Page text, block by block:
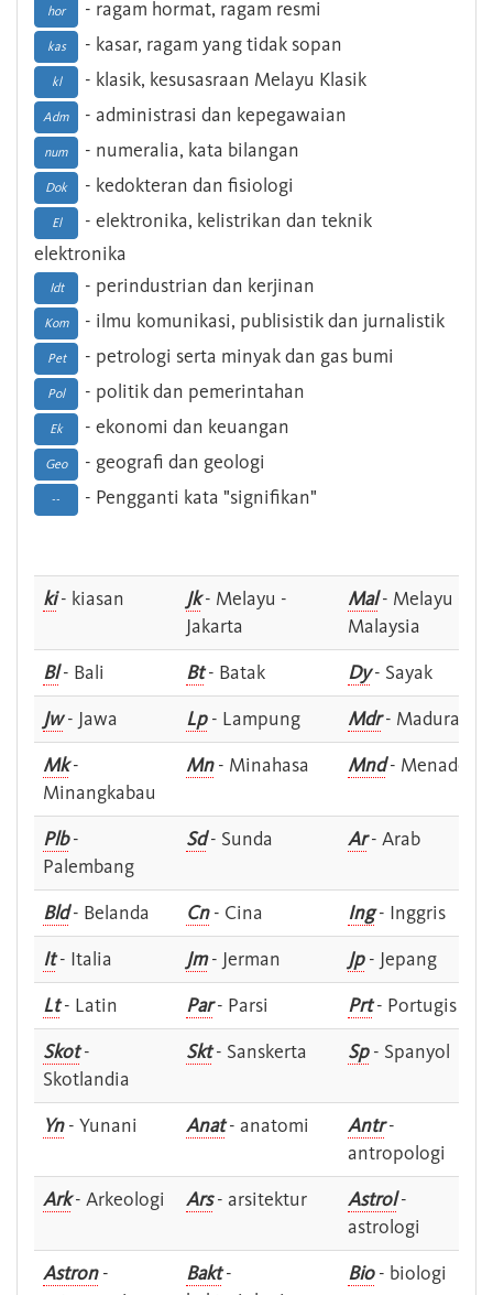
hor - ragam hormat, ragam resmi
kas - kasar, ragam yang tidak sopan
kl - klasik, kesusasraan Melayu Klasik
Adm - administrasi dan kepegawaian
num - numeralia, kata bilangan
Dok - kedokteran dan fisiologi
El
- elektronika, kelistrikan dan teknik
elektronika
Idt - perindustrian dan kerjinan
Kom - ilmu komunikasi, publisistik dan jurnalistik
Pet - petrologi serta minyak dan gas bumi
Pol - politik dan pemerintahan
Ek - ekonomi dan keuangan
Geo - geografi dan geologi
-- - Pengganti kata "signifikan"
ki- kiasan Jk- Melayu -
Jakarta
Mal- Melayu -
Malaysia
Bl- Bali Bt- Batak Dy- Sayak
Jw- Jawa Lp- Lampung Mdr- Madura
Mk-
Minangkabau
Mn- Minahasa Mnd- Menado
Plb-
Palembang
Sd- Sunda Ar- Arab
Bld- Belanda Cn- Cina Ing- Inggris
It- Italia Jm- Jerman Jp- Jepang
Lt- Latin Par- Parsi Prt- Portugis
Skot-
Skotlandia
Skt- Sanskerta Sp- Spanyol
Yn- Yunani Anat- anatomi Antr-
antropologi
Ark- Arkeologi Ars- arsitektur Astrol-
astrologi
Astron-
Bakt-
Bio- biologi